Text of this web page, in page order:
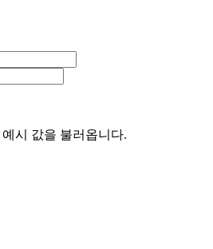
시 값을 불러옵니다.